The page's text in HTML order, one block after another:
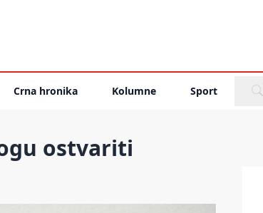
Crna hronika Kolumne Sport
ostvariti